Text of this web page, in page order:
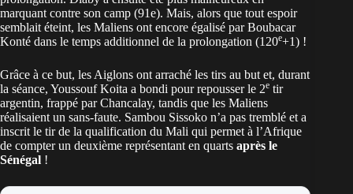
marquant contre son camp (91e). Mais, alors que tout espoir
semblait éteint, les Maliens ont encore égalisé par Boubacar
Konté dans le temps additionnel de la prolongation (120e+1) !
Grâce à ce but, les Aiglons ont arraché les tirs au but et, durant
la séance, Youssouf Koita a bondi pour repousser le 2e tir
argentin, frappé par Chancalay, tandis que les Maliens
réalisaient un sans-faute. Sambou Sissoko n’a pas tremblé et a
inscrit le tir de la qualification du Mali qui permet à l’Afrique
de compter un deuxième représentant en quarts après le
Sénégal !